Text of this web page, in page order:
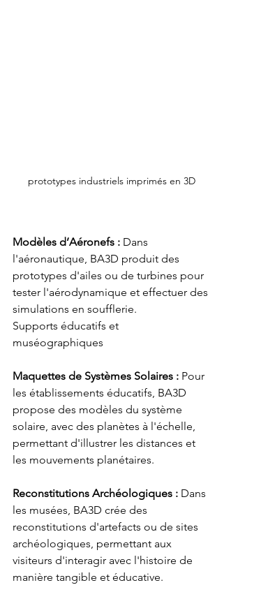
prototypes industriels imprimés en 3D
Modèles d’Aéronefs : Dans
l'aéronautique, BA3D produit des
prototypes d'ailes ou de turbines pour
tester l'aérodynamique et effectuer des
simulations en soufflerie.
Supports éducatifs et
muséographiques
Maquettes de Systèmes Solaires : Pour
les établissements éducatifs, BA3D
propose des modèles du système
solaire, avec des planètes à l'échelle,
permettant d'illustrer les distances et
les mouvements planétaires.
Reconstitutions Archéologiques : Dans
les musées, BA3D crée des
reconstitutions d'artefacts ou de sites
archéologiques, permettant aux
visiteurs d'interagir avec l'histoire de
manière tangible et éducative.